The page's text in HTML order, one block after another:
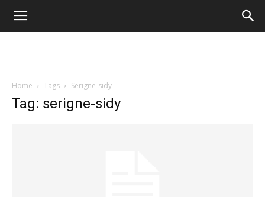
Home Tags Serigne-sidy
Tag: serigne-sidy